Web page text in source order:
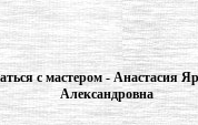
с мастером - Анастасия
Александровна